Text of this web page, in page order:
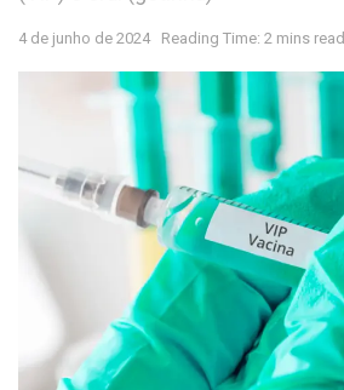
4 de junho de 2024 Reading Time: 2 mins read